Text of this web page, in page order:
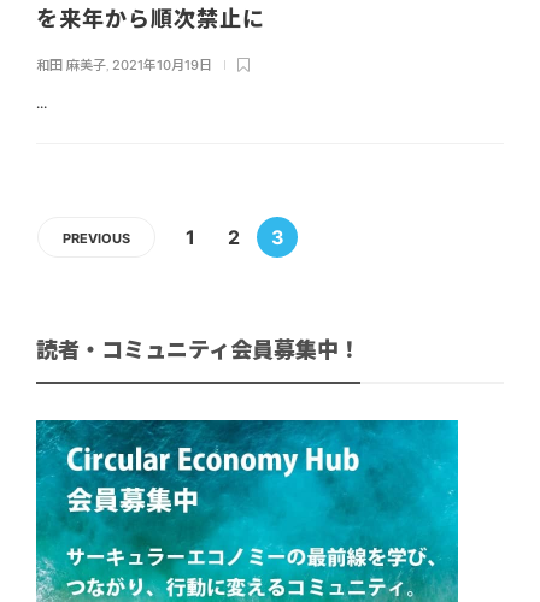
を来年から順次禁止に
和田 麻美子 2021年10月19日
...
PREVIOUS 1 2 3
読者・コミュニティ会員募集中！